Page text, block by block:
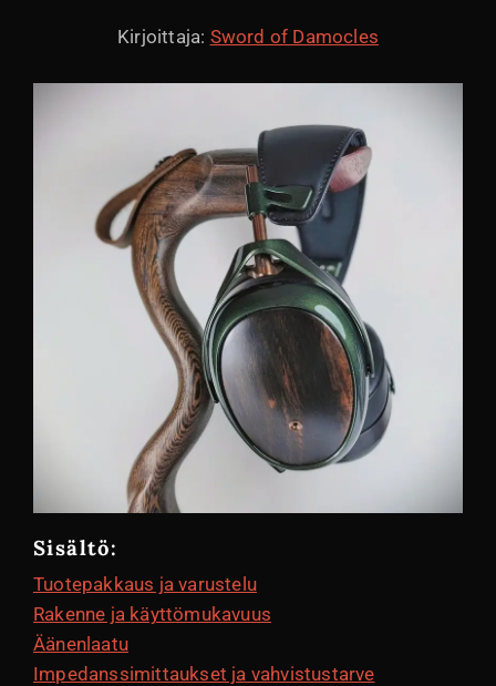
Kirjoittaja: Sword of Damocles
Sisältö:
Tuotepakkaus ja varustelu
Rakenne ja käyttömukavuus
Äänenlaatu
Impedanssimittaukset ja vahvistustarve